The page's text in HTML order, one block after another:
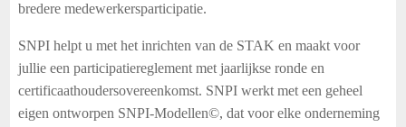
bredere medewerkersparticipatie.
SNPI helpt u met het inrichten van de STAK en maakt voor
jullie een participatiereglement met jaarlijkse ronde en
certificaathoudersovereenkomst. SNPI werkt met een geheel
eigen ontworpen SNPI-Modellen©, dat voor elke onderneming